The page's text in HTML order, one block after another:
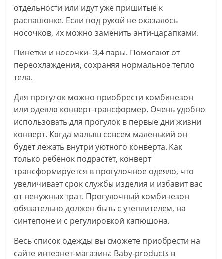
отдельности или идут уже пришитые к
распашонке. Если под рукой не оказалось
носочков, их можно заменить анти-царапками.
Пинетки и носочки- 3,4 пары. Помогают от
переохлаждения, сохраняя нормальное тепло
тела.
Для прогулок можно приобрести комбинезон
или одеяло конверт-трансформер. Очень удобно
использовать для прогулок в первые дни жизни
конверт. Когда малыш совсем маленький он
будет лежать внутри уютного конверта. Как
только ребенок подрастет, конверт
трансформируется в прогулочное одеяло, что
увеличивает срок службы изделия и избавит вас
от ненужных трат. Прогулочный комбинезон
обязательно должен быть с утеплителем, на
синтепоне и с регулировкой капюшона.
Весь список одежды вы сможете приобрести на
сайте интернет-магазина Baby-products в